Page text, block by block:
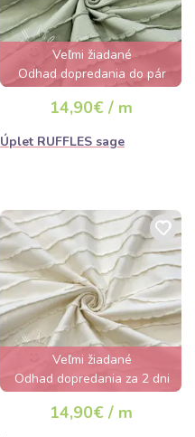
Veľmi žiadané
Odhad dopredania do pár
hodín
14,90€ / m
Úplet RUFFLES sage
Veľmi žiadané
Odhad dopredania za 2 dni
14,90€ / m